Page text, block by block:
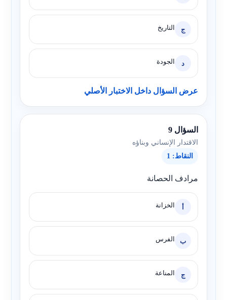
ج التاريخ
د الجودة
عرض السؤال داخل الاختبار الأصلي
السؤال 9
الاقتدار الإنساني وبناؤه
النقاط: 1
مرادف الحصانة
أ الخزانة
ب الفرس
ج المناعة